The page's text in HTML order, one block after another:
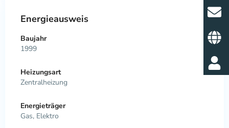
Energieausweis
Baujahr
1999
Heizungsart
Zentralheizung
Energieträger
Gas, Elektro